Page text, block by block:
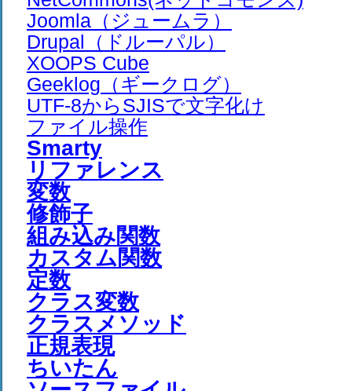
Joomla（ジュームラ）
Drupal（ドルーパル）
XOOPS Cube
Geeklog（ギークログ）
UTF-8からSJISで文字化け
ファイル操作
Smarty
リファレンス
変数
修飾子
組み込み関数
カスタム関数
定数
クラス変数
クラスメソッド
正規表現
ちいたん